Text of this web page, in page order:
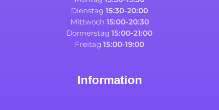
Dienstag 15:30-20:00
Mittwoch 15:00-20:30
Donnerstag 15:00-21:00
Freitag 15:00-19:00
Information